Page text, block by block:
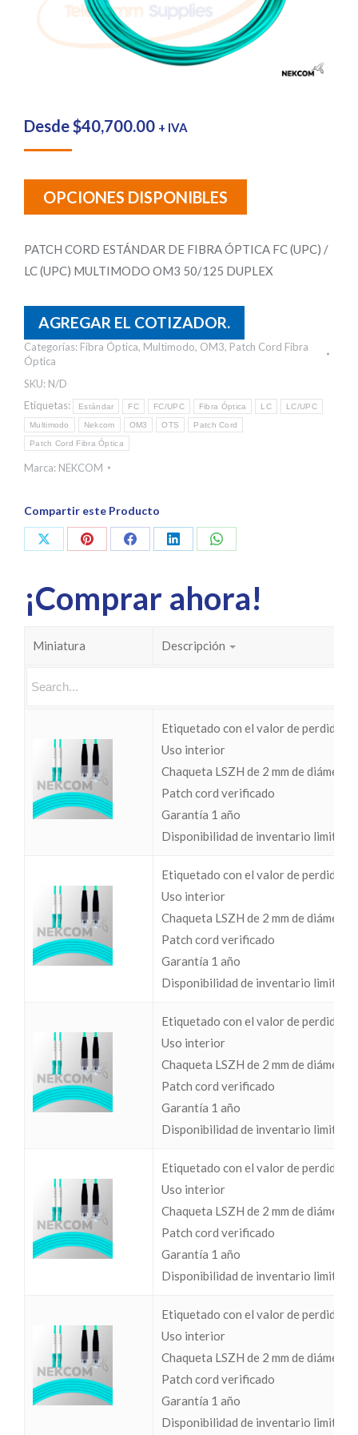
Desde $40,700.00 + IVA
OPCIONES DISPONIBLES
PATCH CORD ESTÁNDAR DE FIBRA ÓPTICA FC (UPC) /
LC (UPC) MULTIMODO OM3 50/125 DUPLEX
AGREGAR EL COTIZADOR.
Categorías: Fibra Óptica, Multimodo, OM3, Patch Cord Fibra
Óptica
SKU: N/D
Etiquetas:
Estándar FC FC/UPC Fibra Óptica LC LC/UPC
Multimodo Nekcom OM3 OTS Patch Cord
Patch Cord Fibra Óptica
Marca: NEKCOM
Compartir este Producto
Share
X
Share
Pinterest
Share
Facebook
Share
LinkedIn
Share
WhatsApp
¡Comprar ahora!
Miniatura Descripción
Etiquetado con el valor de perdidas
Uso interior
Chaqueta LSZH de 2 mm de diámetro
Patch cord verificado
Garantía 1 año
Disponibilidad de inventario limitada
Etiquetado con el valor de perdidas
Uso interior
Chaqueta LSZH de 2 mm de diámetro
Patch cord verificado
Garantía 1 año
Disponibilidad de inventario limitada
Etiquetado con el valor de perdidas
Uso interior
Chaqueta LSZH de 2 mm de diámetro
Patch cord verificado
Garantía 1 año
Disponibilidad de inventario limitada
Etiquetado con el valor de perdidas
Uso interior
Chaqueta LSZH de 2 mm de diámetro
Patch cord verificado
Garantía 1 año
Disponibilidad de inventario limitada
Etiquetado con el valor de perdidas
Uso interior
Chaqueta LSZH de 2 mm de diámetro
Patch cord verificado
Garantía 1 año
Disponibilidad de inventario limitada